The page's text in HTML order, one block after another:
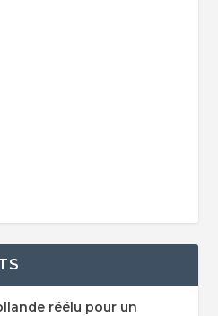
réélu pour un